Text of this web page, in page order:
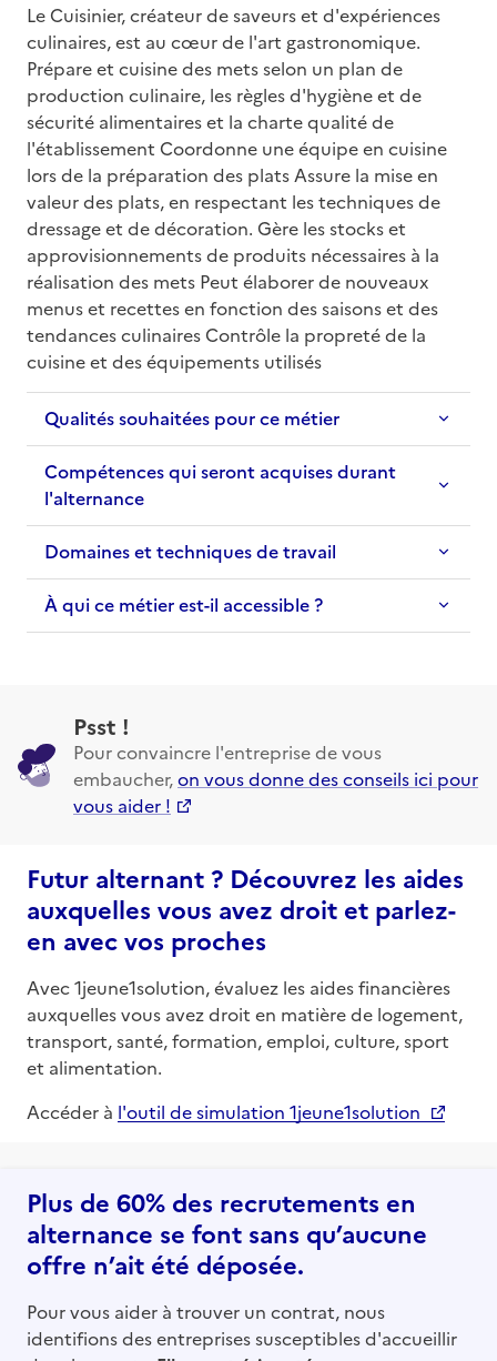
Le Cuisinier, créateur de saveurs et d'expériences
culinaires, est au cœur de l'art gastronomique.
Prépare et cuisine des mets selon un plan de
production culinaire, les règles d'hygiène et de
sécurité alimentaires et la charte qualité de
l'établissement Coordonne une équipe en cuisine
lors de la préparation des plats Assure la mise en
valeur des plats, en respectant les techniques de
dressage et de décoration. Gère les stocks et
approvisionnements de produits nécessaires à la
réalisation des mets Peut élaborer de nouveaux
menus et recettes en fonction des saisons et des
tendances culinaires Contrôle la propreté de la
cuisine et des équipements utilisés
Qualités souhaitées pour ce métier
Compétences qui seront acquises durant
l'alternance
Domaines et techniques de travail
À qui ce métier est-il accessible ?
Psst !
Pour convaincre l'entreprise de vous
embaucher,on vous donne des conseils ici pour
vous aider !
Futur alternant ? Découvrez les aides
auxquelles vous avez droit et parlez-
en avec vos proches
Avec 1jeune1solution, évaluez les aides financières
auxquelles vous avez droit en matière de logement,
transport, santé, formation, emploi, culture, sport
et alimentation.
Accéder à l'outil de simulation 1jeune1solution
Plus de 60% des recrutements en
alternance se font sans qu’aucune
offre n’ait été déposée.
Pour vous aider à trouver un contrat, nous
identifions des entreprises susceptibles d'accueillir